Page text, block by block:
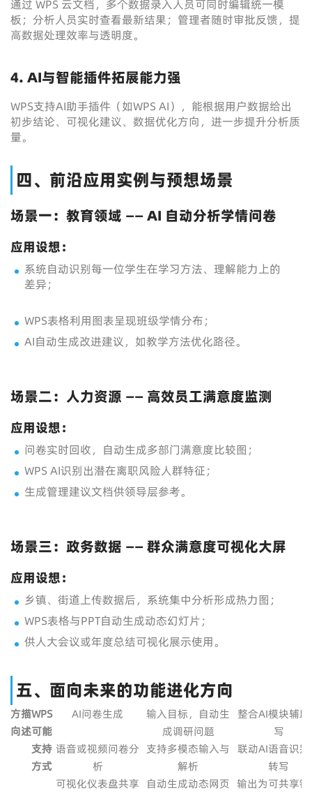
通过 WPS 云文档，多个数据录入人员可同时编辑统一模
板；分析人员实时查看最新结果；管理者随时审批反馈，提
高数据处理效率与透明度。
4. AI与智能插件拓展能力强
WPS支持AI助手插件（如WPS AI），能根据用户数据给出
初步结论、可视化建议、数据优化方向，进一步提升分析质
量。
四、前沿应用实例与预想场景
场景一：教育领域 —— AI 自动分析学情问卷
应用设想：
系统自动识别每一位学生在学习方法、理解能力上的
差异；
WPS表格利用图表呈现班级学情分布；
AI自动生成改进建议，如教学方法优化路径。
场景二：人力资源 —— 高效员工满意度监测
应用设想：
问卷实时回收，自动生成多部门满意度比较图；
WPS AI识别出潜在离职风险人群特征；
生成管理建议文档供领导层参考。
场景三：政务数据 —— 群众满意度可视化大屏
应用设想：
乡镇、街道上传数据后，系统集中分析形成热力图；
WPS表格与PPT自动生成动态幻灯片；
供人大会议或年度总结可视化展示使用。
五、面向未来的功能进化方向
方
向
描
述
WPS
可能
支持
方式
AI问卷生成
输入目标，自动生
成调研问题
整合AI模块辅
写
语音或视频问卷分
析
支持多模态输入与
解析
联动AI语音识
转写
可视化仪表盘共享
自动生成动态网页 输出为可共享